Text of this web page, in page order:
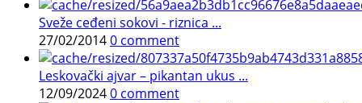
Sveže ceđeni sokovi - riznica ...
27/02/20140 comment
Leskovački ajvar – pikantan ukus ...
12/09/20240 comment